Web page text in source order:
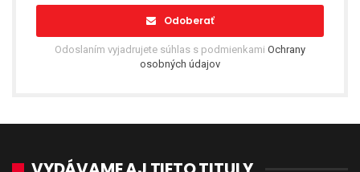
Odoberať
Odoslaním vyjadrujete súhlas s podmienkami Ochrany
osobných údajov